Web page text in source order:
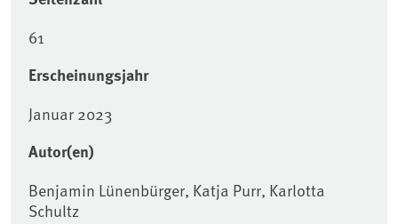
61
Erscheinungsjahr
Januar 2023
Autor(en)
Benjamin Lünenbürger, Katja Purr, Karlotta
Schultz